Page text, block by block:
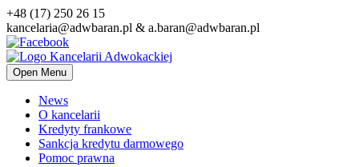
+48 (17) 250 26 15
kancelaria@adwbaran.pl & a.baran@adwbaran.pl
Open Menu
News
O kancelarii
Kredyty frankowe
Sankcja kredytu darmowego
Pomoc prawna